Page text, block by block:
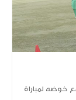
خوضه لمباراة